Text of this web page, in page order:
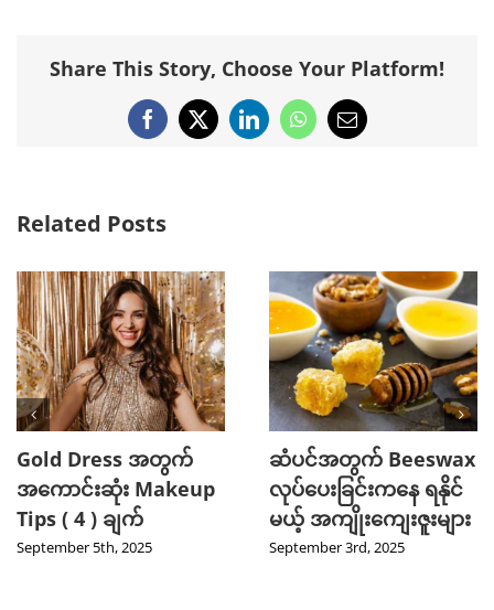
Share This Story, Choose Your Platform!
Facebook
X LinkedInWhatsApp
Email
Related Posts
2025 TikTok မှာ Trend
ဖြစ်ခဲ့တဲ့ Hot Beauty
Product ( 5 ) မျိုး
August 27th, 2025
သင့်ဆံကေသာကို
ကျန်းမာသန်စွမ်းစေမယ့်
Curry Leaves ရဲ့
အံ့ဖွယ်နည်းလမ်း ၄ ခု